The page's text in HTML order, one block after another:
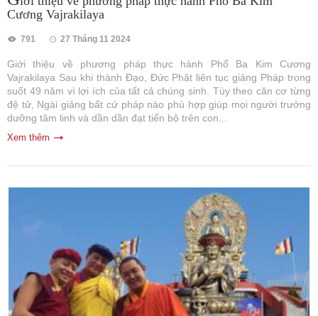
Cương Vajrakilaya
791 27 Tháng 11 2024
Giới thiệu về phương pháp thực hành Phổ Ba Kim Cương
Vajrakilaya Sau khi thành Đạo, Đức Phật liên tục giảng Pháp trong
suốt 49 năm vì lợi ích của tất cả chúng sinh. Tùy theo căn cơ từng
đệ tử, Ngài giảng bất cứ pháp nào phù hợp giúp mọi người trưởng
dưỡng tâm linh và dần dần đạt tiến bộ trên con...
Xem thêm